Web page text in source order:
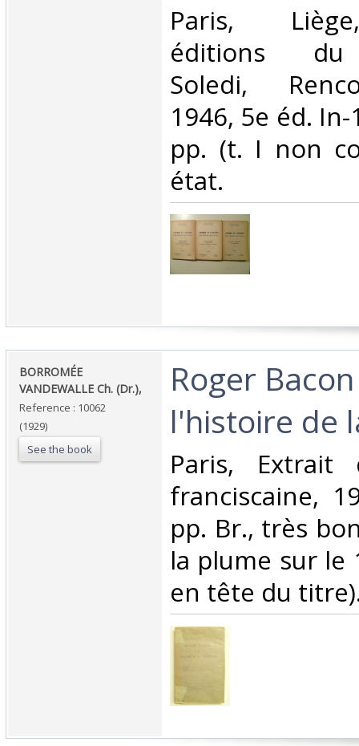
‎Paris,
éditions du
Soledi,
1946, 5e éd. In-
pp. (t. I non
état.‎
‎BORROMÉE
VANDEWALLE Ch. (Dr.),‎
Reference : 10062
(1929)
See the book
‎Roger
l'histoire de
‎Paris,
franciscaine,
pp. Br., très
la plume sur le
en tête du